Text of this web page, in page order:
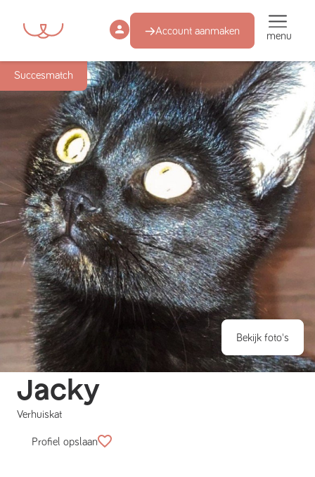
Account aanmaken menu
Succesmatch
Bekijk foto's
Jacky
Verhuiskat
Profiel opslaan